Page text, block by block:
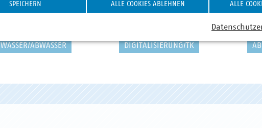
WASSER/ABWASSER DIGITALISIERUNG/TK
SPEICHERN ALLE COOKIES ABLEHNEN ALLE